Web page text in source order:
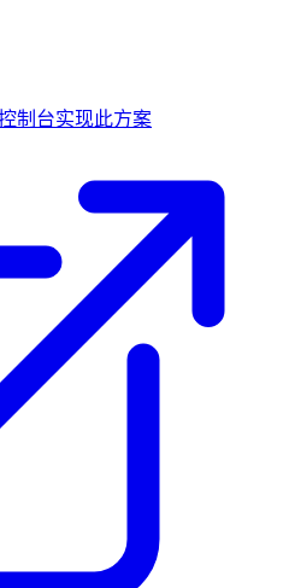
制台实现此方案